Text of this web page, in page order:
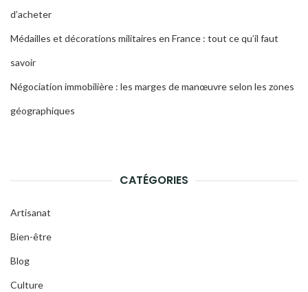
d’acheter
Médailles et décorations militaires en France : tout ce qu’il faut
savoir
Négociation immobilière : les marges de manœuvre selon les zones
géographiques
CATÉGORIES
Artisanat
Bien-être
Blog
Culture